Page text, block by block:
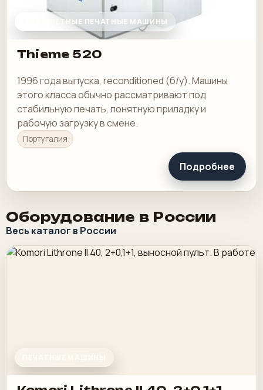
ТРАФАРЕТНЫЕ ПЕЧАТНЫЕ МАШИНЫ
Thieme 520
1996 года выпуска, reconditioned (б/у). Машины
этого класса обычно рассматривают под
стабильную печать, понятную приладку и
рабочую загрузку в смене.
Португалия
Подробнее
Оборудование в России
Весь каталог в России